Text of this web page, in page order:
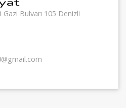
Gazi Bulvarı 105 Denizli